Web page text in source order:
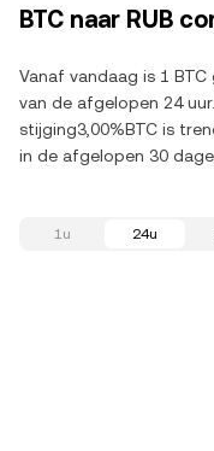
BTC naar RUB
Vanaf vandaag is 1 BTC
van de afgelopen 24
stijging3,00%BTC is
in de afgelopen 30
1u 24u